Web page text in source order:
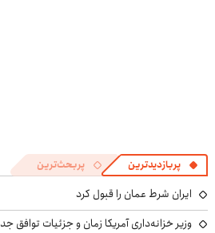
پربازدیدترین پربحث‌ترین
ایران شرط عمان را قبول کرد
وزیر خزانه‌داری آمریکا زمان و جزئیات توافق